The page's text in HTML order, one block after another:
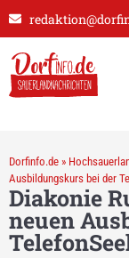
Dorfinfo.de »
Ausbildungskurs bei der
Diakonie
neuen